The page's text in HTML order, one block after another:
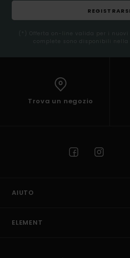
REGISTRARSI
(*) Offerta on-line valida per i
complete sono disponibili
Trova un negozio
AIUTO
ELEMENT